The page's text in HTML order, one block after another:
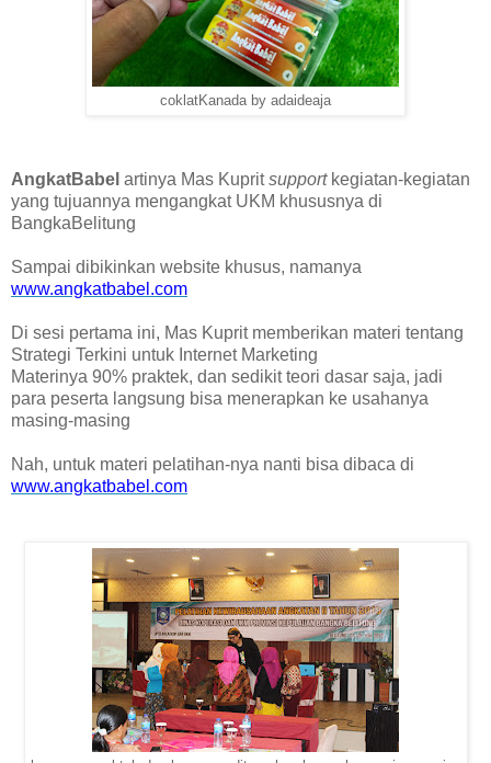
coklatKanada by adaideaja
AngkatBabel artinya Mas Kupritsupport kegiatan-kegiatan
yang tujuannya mengangkat UKM khususnya di
BangkaBelitung
Sampai dibikinkan website khusus, namanya
www.angkatbabel.com
Di sesi pertama ini, Mas Kuprit memberikan materi tentang
Strategi Terkini untuk Internet Marketing
Materinya 90% praktek, dan sedikit teori dasar saja, jadi
para peserta langsung bisa menerapkan ke usahanya
masing-masing
Nah, untuk materi pelatihan-nya nanti bisa dibaca di
www.angkatbabel.com